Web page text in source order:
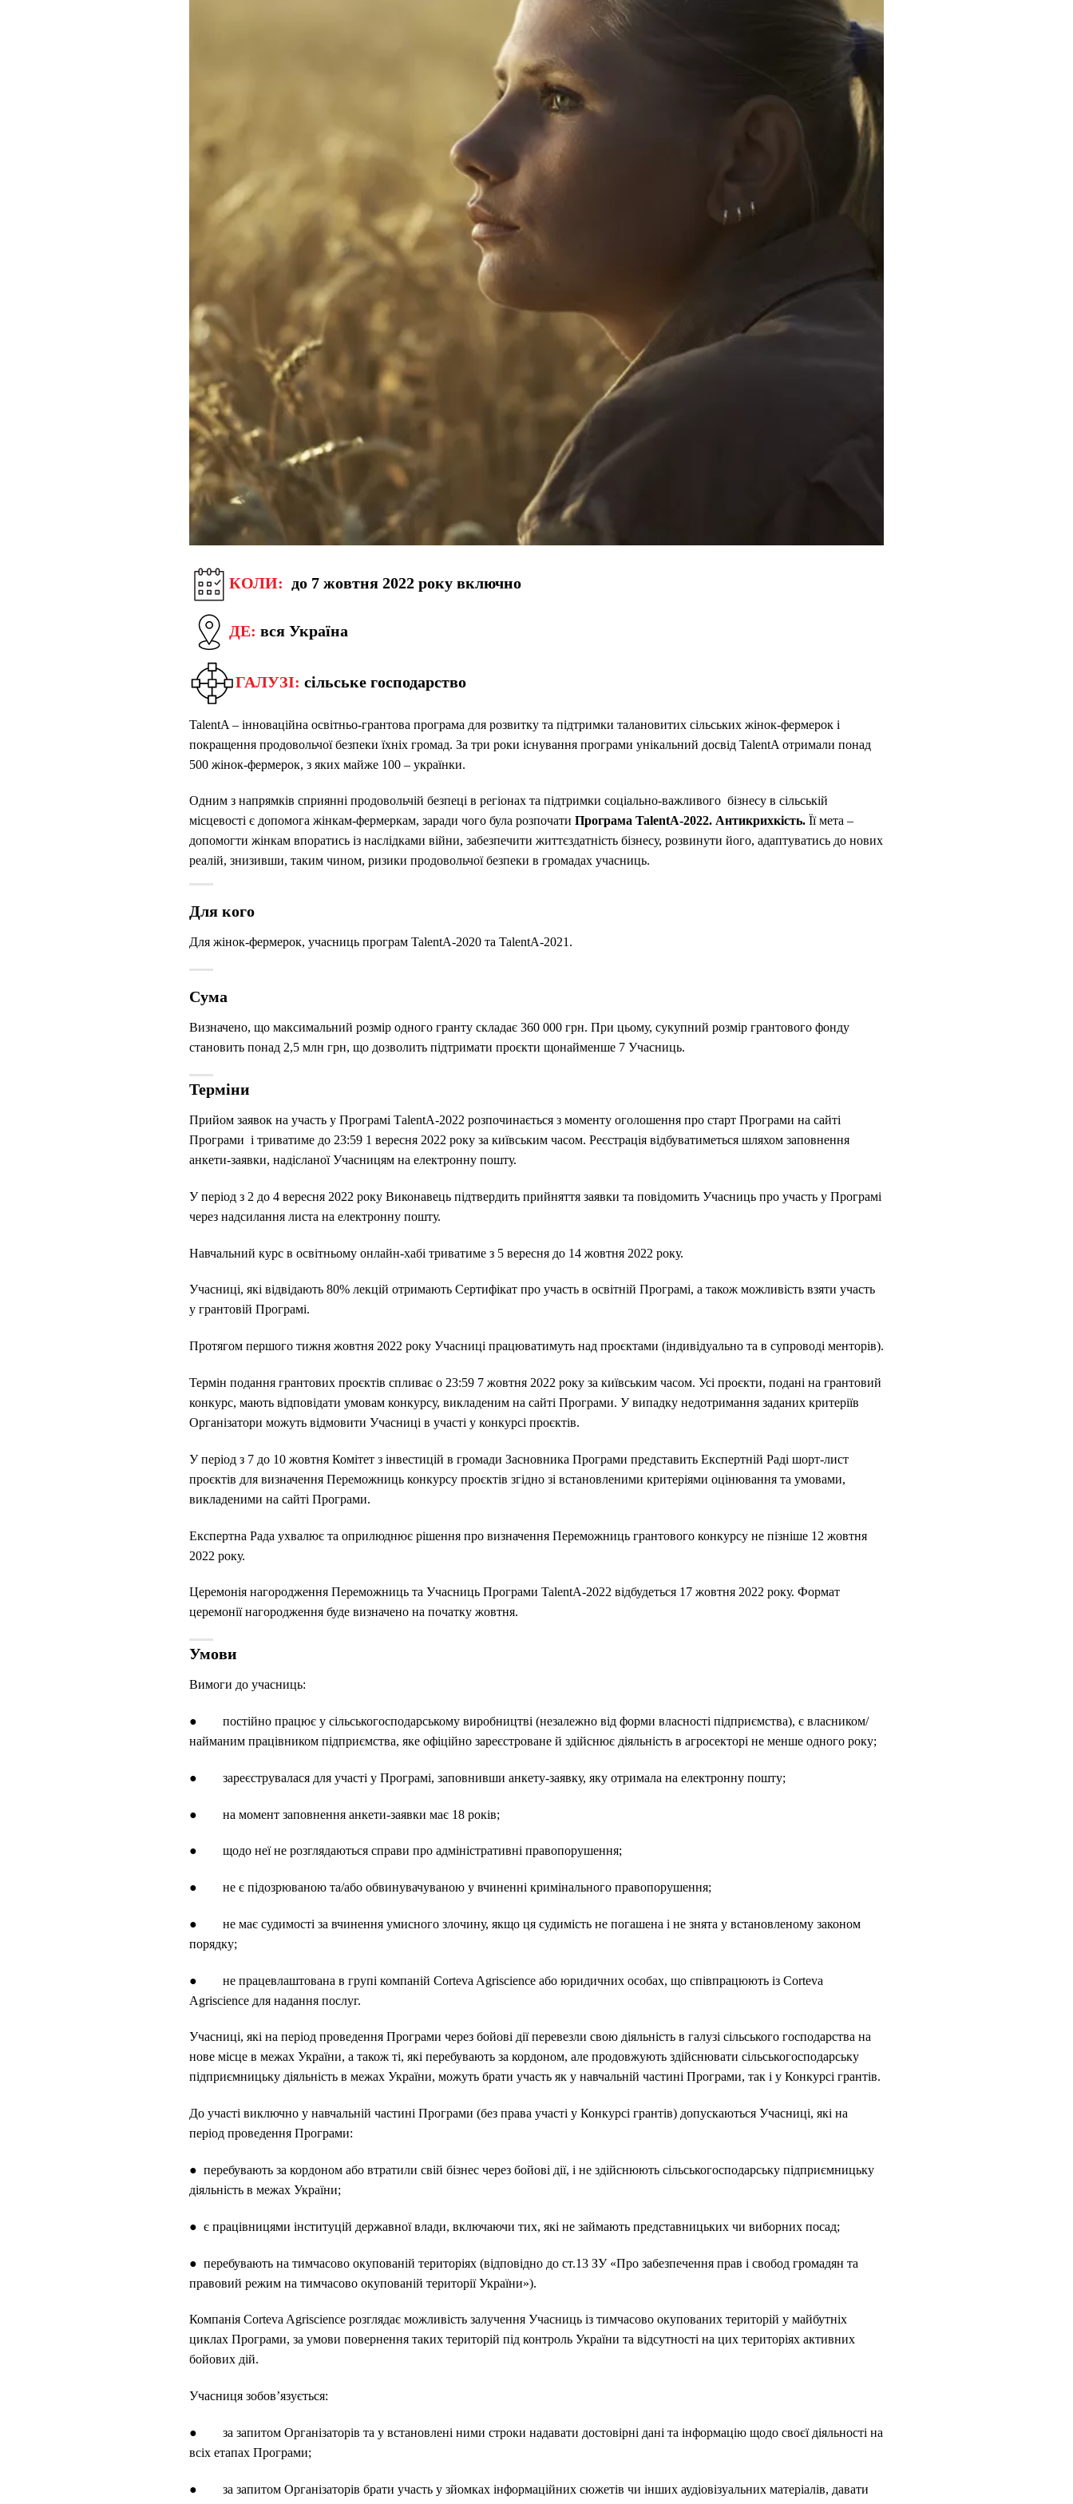
КОЛИ: до 7 жовтня 2022 року включно
ДЕ: вся Україна
ГАЛУЗІ: сільське господарство
TalentA – інноваційна освітньо-грантова програма для розвитку та підтримки талановитих сільських жінок-фермерок і
покращення продовольчої безпеки їхніх громад. За три роки існування програми унікальний досвід TalentA отримали понад
500 жінок-фермерок, з яких майже 100 – українки.
Одним з напрямків сприянні продовольчій безпеці в регіонах та підтримки соціально-важливого бізнесу в сільській
місцевості є допомога жінкам-фермеркам, заради чого була розпочати Програма TalentA-2022. Антикрихкість. Її мета –
допомогти жінкам впоратись із наслідками війни, забезпечити життєздатність бізнесу, розвинути його, адаптуватись до нових
реалій, знизивши, таким чином, ризики продовольчої безпеки в громадах учасниць.
Для кого
Для жінок-фермерок, учасниць програм TalentA-2020 та TalentA-2021.
Сума
Визначено, що максимальний розмір одного гранту складає 360 000 грн. При цьому, сукупний розмір грантового фонду
становить понад 2,5 млн грн, що дозволить підтримати проєкти щонайменше 7 Учасниць.
Терміни
Прийом заявок на участь у Програмі ТalentA-2022 розпочинається з моменту оголошення про старт Програми на сайті
Програми і триватиме до 23:59 1 вересня 2022 року за київським часом. Реєстрація відбуватиметься шляхом заповнення
анкети-заявки, надісланої Учасницям на електронну пошту.
У період з 2 до 4 вересня 2022 року Виконавець підтвердить прийняття заявки та повідомить Учасниць про участь у Програмі
через надсилання листа на електронну пошту.
Навчальний курс в освітньому онлайн-хабі триватиме з 5 вересня до 14 жовтня 2022 року.
Учасниці, які відвідають 80% лекцій отримають Сертифікат про участь в освітній Програмі, а також можливість взяти участь
у грантовій Програмі.
Протягом першого тижня жовтня 2022 року Учасниці працюватимуть над проєктами (індивідуально та в супроводі менторів).
Термін подання грантових проєктів спливає о 23:59 7 жовтня 2022 року за київським часом. Усі проєкти, подані на грантовий
конкурс, мають відповідати умовам конкурсу, викладеним на сайті Програми. У випадку недотримання заданих критеріїв
Організатори можуть відмовити Учасниці в участі у конкурсі проєктів.
У період з 7 до 10 жовтня Комітет з інвестицій в громади Засновника Програми представить Експертній Раді шорт-лист
проєктів для визначення Переможниць конкурсу проєктів згідно зі встановленими критеріями оцінювання та умовами,
викладеними на сайті Програми.
Експертна Рада ухвалює та оприлюднює рішення про визначення Переможниць грантового конкурсу не пізніше 12 жовтня
2022 року.
Церемонія нагородження Переможниць та Учасниць Програми TalentA-2022 відбудеться 17 жовтня 2022 року. Формат
церемонії нагородження буде визначено на початку жовтня.
Умови
Вимоги до учасниць:
● постійно працює у сільськогосподарському виробництві (незалежно від форми власності підприємства), є власником/
найманим працівником підприємства, яке офіційно зареєстроване й здійснює діяльність в агросекторі не менше одного року;
● зареєструвалася для участі у Програмі, заповнивши анкету-заявку, яку отримала на електронну пошту;
● на момент заповнення анкети-заявки має 18 років;
● щодо неї не розглядаються справи про адміністративні правопорушення;
● не є підозрюваною та/або обвинувачуваною у вчиненні кримінального правопорушення;
● не має судимості за вчинення умисного злочину, якщо ця судимість не погашена і не знята у встановленому законом
порядку;
● не працевлаштована в групі компаній Corteva Agriscience або юридичних особах, що співпрацюють із Corteva
Agriscience для надання послуг.
Учасниці, які на період проведення Програми через бойові дії перевезли свою діяльність в галузі сільського господарства на
нове місце в межах України, а також ті, які перебувають за кордоном, але продовжують здійснювати сільськогосподарську
підприємницьку діяльність в межах України, можуть брати участь як у навчальній частині Програми, так і у Конкурсі грантів.
До участі виключно у навчальній частині Програми (без права участі у Конкурсі грантів) допускаються Учасниці, які на
період проведення Програми:
● перебувають за кордоном або втратили свій бізнес через бойові дії, і не здійснюють сільськогосподарську підприємницьку
діяльність в межах України;
● є працівницями інституцій державної влади, включаючи тих, які не займають представницьких чи виборних посад;
● перебувають на тимчасово окупованій територіях (відповідно до ст.13 ЗУ «Про забезпечення прав і свобод громадян та
правовий режим на тимчасово окупованій території України»).
Компанія Corteva Agriscience розглядає можливість залучення Учасниць із тимчасово окупованих територій у майбутніх
циклах Програми, за умови повернення таких територій під контроль України та відсутності на цих територіях активних
бойових дій.
Учасниця зобов’язується:
● за запитом Організаторів та у встановлені ними строки надавати достовірні дані та інформацію щодо своєї діяльності на
всіх етапах Програми;
● за запитом Організаторів брати участь у зйомках інформаційних сюжетів чи інших аудіовізуальних матеріалів, давати